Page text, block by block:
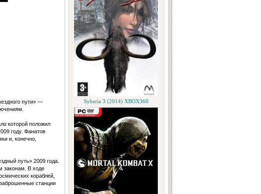
Syberia 3 (2014) XBOX360
пути» —
которой положил
году. Фанатов
и, конечно,
путь» 2009 года.
законам. В ходе
кораблей,
станции